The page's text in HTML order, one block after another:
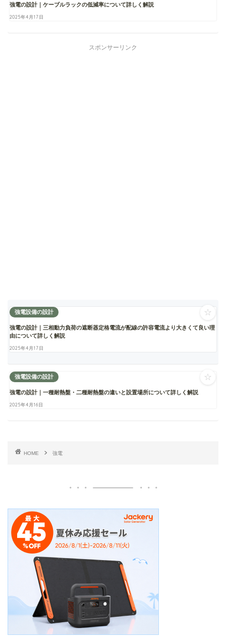
強電の設計｜ケーブルラックの低減率について詳しく解説
2025年4月17日
スポンサーリンク
強電設備の設計
強電の設計｜三相動力負荷の遮断器定格電流が配線の許容電流より大きくて良い理
由について詳しく解説
2025年4月17日
☆
強電設備の設計
強電の設計｜一種耐熱盤・二種耐熱盤の違いと設置場所について詳しく解説
2025年4月16日
☆
HOME 強電